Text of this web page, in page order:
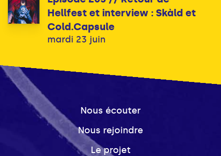
Hellfest et interview : Skàld et
Cold.Capsule
mardi 23 juin
Nous écouter
Nous rejoindre
Le projet